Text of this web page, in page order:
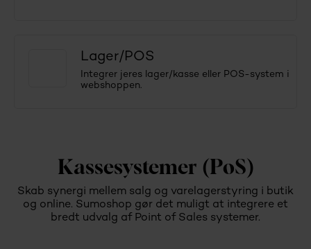
Lager/POS
Integrer jeres lager/kasse eller POS-system i
webshoppen.
Kassesystemer (PoS)
Skab synergi mellem salg og varelagerstyring i butik
og online. Sumoshop gør det muligt at integrere et
bredt udvalg af Point of Sales systemer.